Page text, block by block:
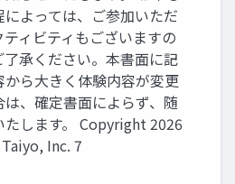
よっては、ご参加いただ
ティビティもございますの
了承ください。本書⾯に記
から⼤きく体験内容が変更
は、確定書⾯によらず、随
たします。 Copyright 2026
Inc. 7